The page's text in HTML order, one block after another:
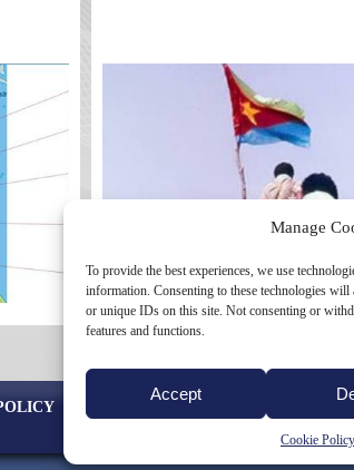
Manage
To provide the best experiences, we use
information. Consenting to these technologies
or unique IDs on this site. Not consenting or
features and functions.
Accept
Cookie Policy
COOKIE POLICY (EU)